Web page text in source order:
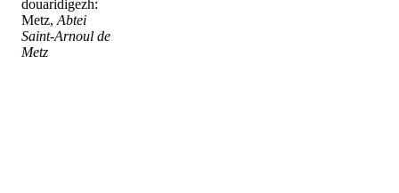
douaridigezh:
Metz, Abtei
Saint-Arnoul de
Metz